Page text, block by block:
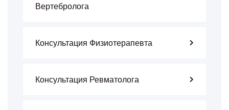
Вертебролога
Консультация Физиотерапевта
Консультация Ревматолога